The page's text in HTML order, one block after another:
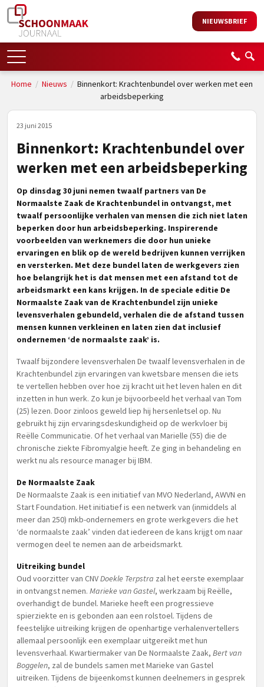
NIEUWSBRIEF
Home / Nieuws / Binnenkort: Krachtenbundel over werken met een
arbeidsbeperking
23 juni 2015
Binnenkort: Krachtenbundel over
werken met een arbeidsbeperking
Op dinsdag 30 juni nemen twaalf partners van De
Normaalste Zaak de Krachtenbundel in ontvangst, met
twaalf persoonlijke verhalen van mensen die zich niet laten
beperken door hun arbeidsbeperking. Inspirerende
voorbeelden van werknemers die door hun unieke
ervaringen en blik op de wereld bedrijven kunnen verrijken
en versterken. Met deze bundel laten de werkgevers zien
hoe belangrijk het is dat mensen met een afstand tot de
arbeidsmarkt een kans krijgen. In de speciale editie De
Normaalste Zaak van de Krachtenbundel zijn unieke
levensverhalen gebundeld, verhalen die de afstand tussen
mensen kunnen verkleinen en laten zien dat inclusief
ondernemen ‘de normaalste zaak’ is.
Twaalf bijzondere levensverhalen De twaalf levensverhalen in de
Krachtenbundel zijn ervaringen van kwetsbare mensen die iets
te vertellen hebben over hoe zij kracht uit het leven halen en dit
inzetten in hun werk. Zo kun je bijvoorbeeld het verhaal van Tom
(25) lezen. Door zinloos geweld liep hij hersenletsel op. Nu
gebruikt hij zijn ervaringsdeskundigheid op de werkvloer bij
Reëlle Communicatie. Of het verhaal van Marielle (55) die de
chronische ziekte Fibromyalgie heeft. Ze ging in behandeling en
werkt nu als resource manager bij IBM.
De Normaalste Zaak
De Normaalste Zaak is een initiatief van MVO Nederland, AWVN en
Start Foundation. Het initiatief is een netwerk van (inmiddels al
meer dan 250) mkb-ondernemers en grote werkgevers die het
‘de normaalste zaak’ vinden dat iedereen de kans krijgt om naar
vermogen deel te nemen aan de arbeidsmarkt.
Uitreiking bundel
Oud voorzitter van CNVDoekle Terpstra zal het eerste exemplaar
in ontvangst nemen. Marieke van Gastel, werkzaam bij Reëlle,
overhandigt de bundel. Marieke heeft een progressieve
spierziekte en is gebonden aan een rolstoel. Tijdens de
feestelijke uitreiking krijgen de openhartige verhalenvertellers
allemaal persoonlijk een exemplaar uitgereikt met hun
levensverhaal. Kwartiermaker van De Normaalste Zaak, Bert van
Boggelen, zal de bundels samen met Marieke van Gastel
uitreiken. Tijdens de bijeenkomst kunnen deelnemers in gesprek